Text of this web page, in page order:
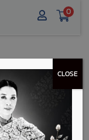
0
ลี้ยง
ปซี้
CLOSE